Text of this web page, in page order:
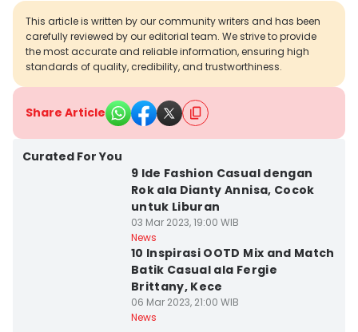
This article is written by our community writers and has been
carefully reviewed by our editorial team. We strive to provide
the most accurate and reliable information, ensuring high
standards of quality, credibility, and trustworthiness.
Share Article
Curated For You
9 Ide Fashion Casual dengan
Rok ala Dianty Annisa, Cocok
untuk Liburan
03 Mar 2023, 19:00 WIB
News
10 Inspirasi OOTD Mix and Match
Batik Casual ala Fergie
Brittany, Kece
06 Mar 2023, 21:00 WIB
News